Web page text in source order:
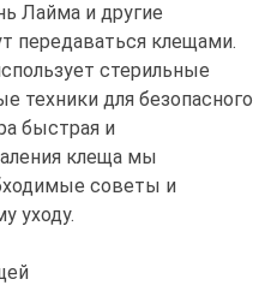
Лайма и другие
передаваться клещами.
стерильные
техники для безопасного
быстрая и
клеща мы
советы и
уходу.